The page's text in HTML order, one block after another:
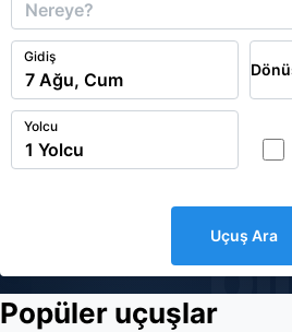
Gidiş
Yolcu
Uçuş Ara
Popüler uçuşlar